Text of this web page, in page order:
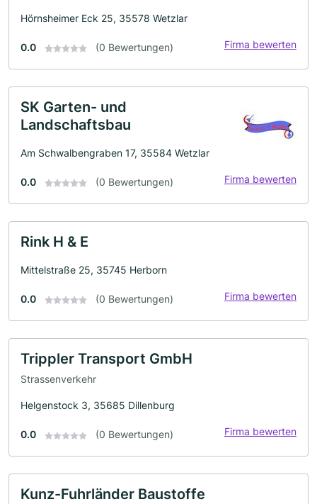
Hörnsheimer Eck 25, 35578 Wetzlar
0.0 (0 Bewertungen) Firma bewerten
SK Garten- und
Landschaftsbau
Am Schwalbengraben 17, 35584 Wetzlar
0.0 (0 Bewertungen) Firma bewerten
Rink H & E
Mittelstraße 25, 35745 Herborn
0.0 (0 Bewertungen) Firma bewerten
Trippler Transport GmbH
Strassenverkehr
Helgenstock 3, 35685 Dillenburg
0.0 (0 Bewertungen) Firma bewerten
Kunz-Fuhrländer Baustoffe